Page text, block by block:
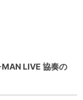
LIVE 協奏の